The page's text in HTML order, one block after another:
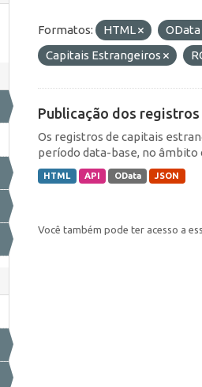
Formatos: HTML OData
Capitais Estrangeiros
Publicação dos
Os registros de capitais
período data-base, no âmbito
HTML API OData JSON
Você também pode ter acesso a